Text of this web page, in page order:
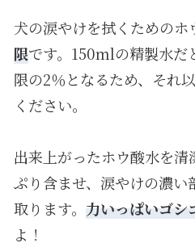
犬の涙やけを拭くためのホ
限です。150mlの精製水だ
限の2％となるため、それ
ください。
出来上がったホウ酸水を
ぷり含ませ、涙やけの濃い
取ります。 力いっぱいゴシ
よ！